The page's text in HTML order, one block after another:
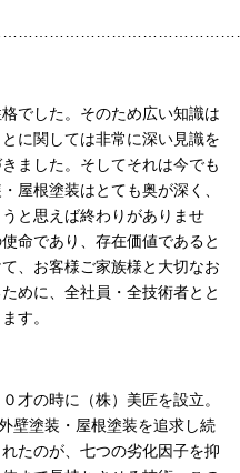
でした。そのため広い知識は
に関しては非常に深い見識を
ました。そしてそれは今でも
屋根塗装はとても奥が深く、
と思えば終わりがありませ
命であり、存在価値であると
、お客様ご家族様と大切なお
めに、全社員・全技術者とと
す。
才の時に（株）美匠を設立。
壁塗装・屋根塗装を追求し続
たのが、七つの劣化因子を抑